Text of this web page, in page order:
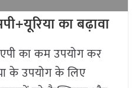
का बढ़ावा
का कम उपयोग कर
के उपयोग के लिए